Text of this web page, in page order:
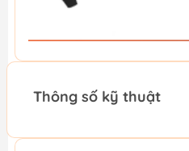
Thông số kỹ thuật